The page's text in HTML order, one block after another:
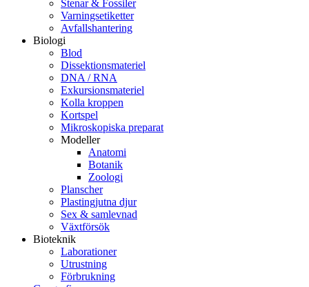
Stenar & Fossiler
Varningsetiketter
Avfallshantering
Biologi
Blod
Dissektionsmateriel
DNA / RNA
Exkursionsmateriel
Kolla kroppen
Kortspel
Mikroskopiska preparat
Modeller
Anatomi
Botanik
Zoologi
Planscher
Plastingjutna djur
Sex & samlevnad
Växtförsök
Bioteknik
Laborationer
Utrustning
Förbrukning